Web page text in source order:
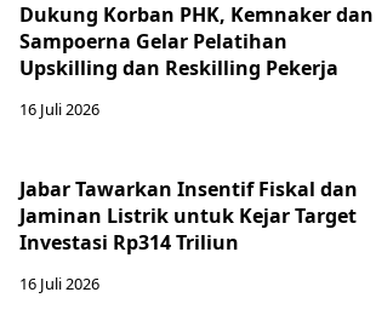
Dukung Korban PHK, Kemnaker dan
Sampoerna Gelar Pelatihan
Upskilling dan Reskilling Pekerja
16 Juli 2026
Jabar Tawarkan Insentif Fiskal dan
Jaminan Listrik untuk Kejar Target
Investasi Rp314 Triliun
16 Juli 2026